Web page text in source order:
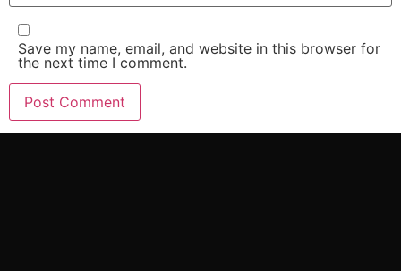
Save my name, email, and website in this browser for
the next time I comment.